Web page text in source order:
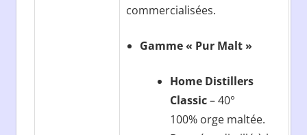
commercialisées.
Gamme « Pur Malt »
Home Distillers
Classic– 40°
100% orge maltée.